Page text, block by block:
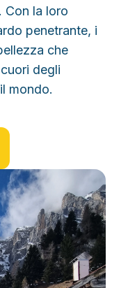
Con la loro
penetrante, i
che
degli
mondo.